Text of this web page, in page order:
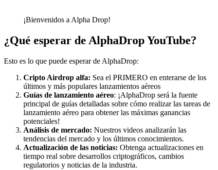
¡Bienvenidos a Alpha Drop!
¿Qué esperar de AlphaDrop YouTube?
Esto es lo que puede esperar de AlphaDrop:
Cripto Airdrop alfa: Sea el PRIMERO en enterarse de los
últimos y más populares lanzamientos aéreos
Guías de lanzamiento aéreo: ¡AlphaDrop será la fuente
principal de guías detalladas sobre cómo realizar las tareas de
lanzamiento aéreo para obtener las máximas ganancias
potenciales!
Análisis de mercado: Nuestros videos analizarán las
tendencias del mercado y los últimos conocimientos.
Actualización de las noticias: Obtenga actualizaciones en
tiempo real sobre desarrollos criptográficos, cambios
regulatorios y noticias de la industria.